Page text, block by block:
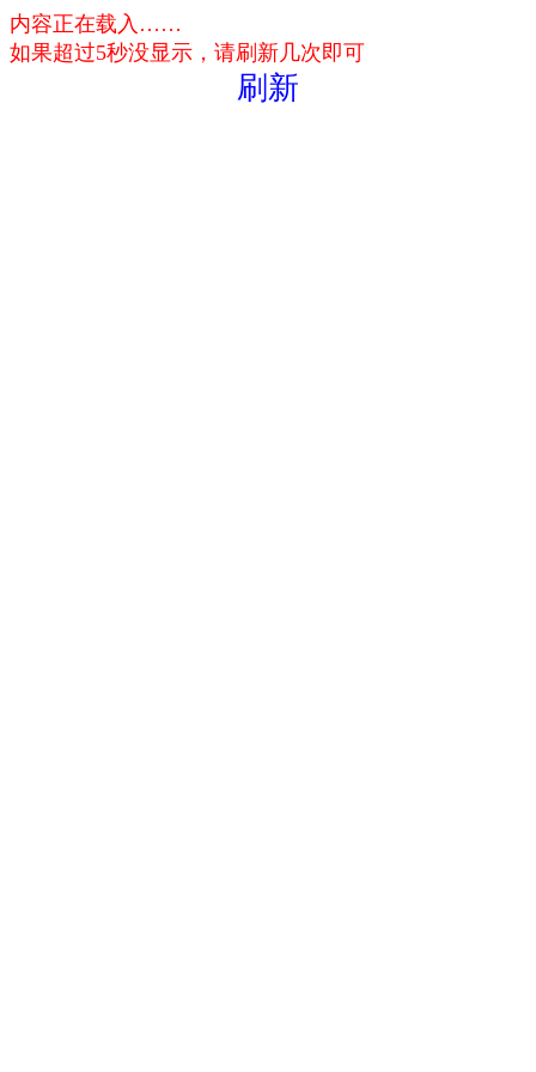
内容正在载入……
如果超过5秒没显示，请刷新几次即可
刷新